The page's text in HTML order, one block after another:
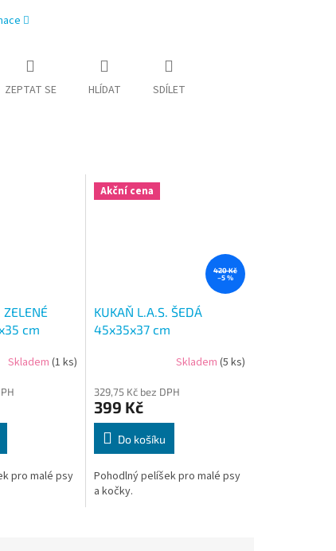
ZEPTAT SE HLÍDAT SDÍLET
ZELENÉ
cm
Skladem(1 ks)
pro malé psy
Akční cena
420 Kč
–5 %
KUKAŇ L.A.S. ŠEDÁ
45x35x37 cm
Skladem (5 ks)
329,75 Kč bez DPH
399 Kč
Do košíku
Pohodlný pelíšek pro malé psy
a kočky.